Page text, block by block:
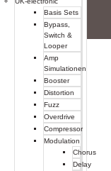
Basis Sets
Bypass,
Switch &
Looper
Amp
Simulationen
Booster
Distortion
Fuzz
Overdrive
Compressor
Modulation
Chorus
Delay